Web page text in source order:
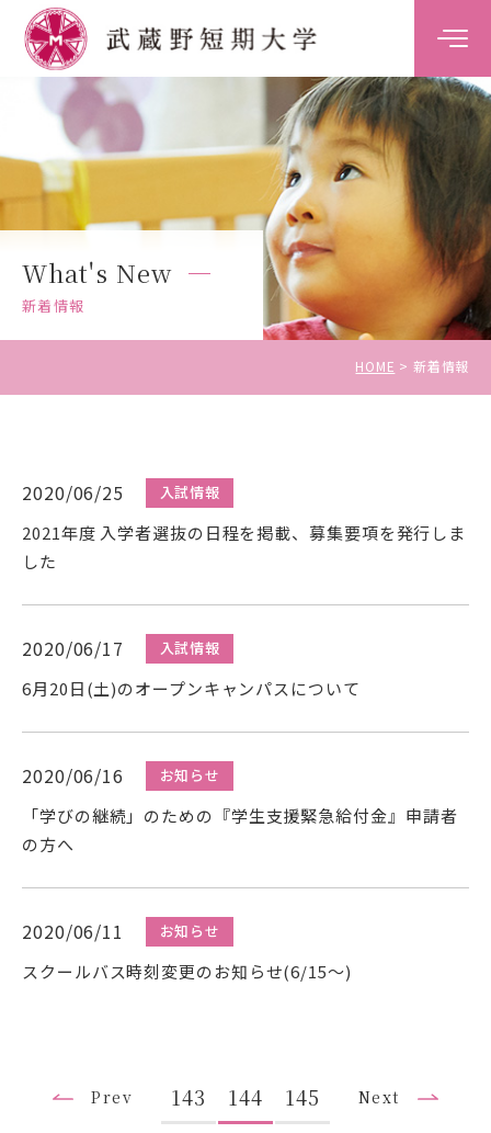
大学案内
学科案内
キャンパスライフ
キャリア・就職支援
在学生の方
保護者の方
一般の方
資料請求・お問い合わせ
アクセス サイトマップ
What's New
新着情報
HOME 新着情報
2020/06/25 入試情報
2021年度 入学者選抜の日程を掲載、募集要項を発行しま
した
2020/06/17 入試情報
6月20日(土)のオープンキャンパスについて
2020/06/16 お知らせ
「学びの継続」のための『学生支援緊急給付金』申請者
の方へ
2020/06/11 お知らせ
スクールバス時刻変更のお知らせ(6/15～)
Prev 143 144 145 Next